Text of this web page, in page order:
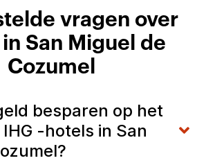
vragen over
San Miguel de
Cozumel
besparen op het
-hotels in San